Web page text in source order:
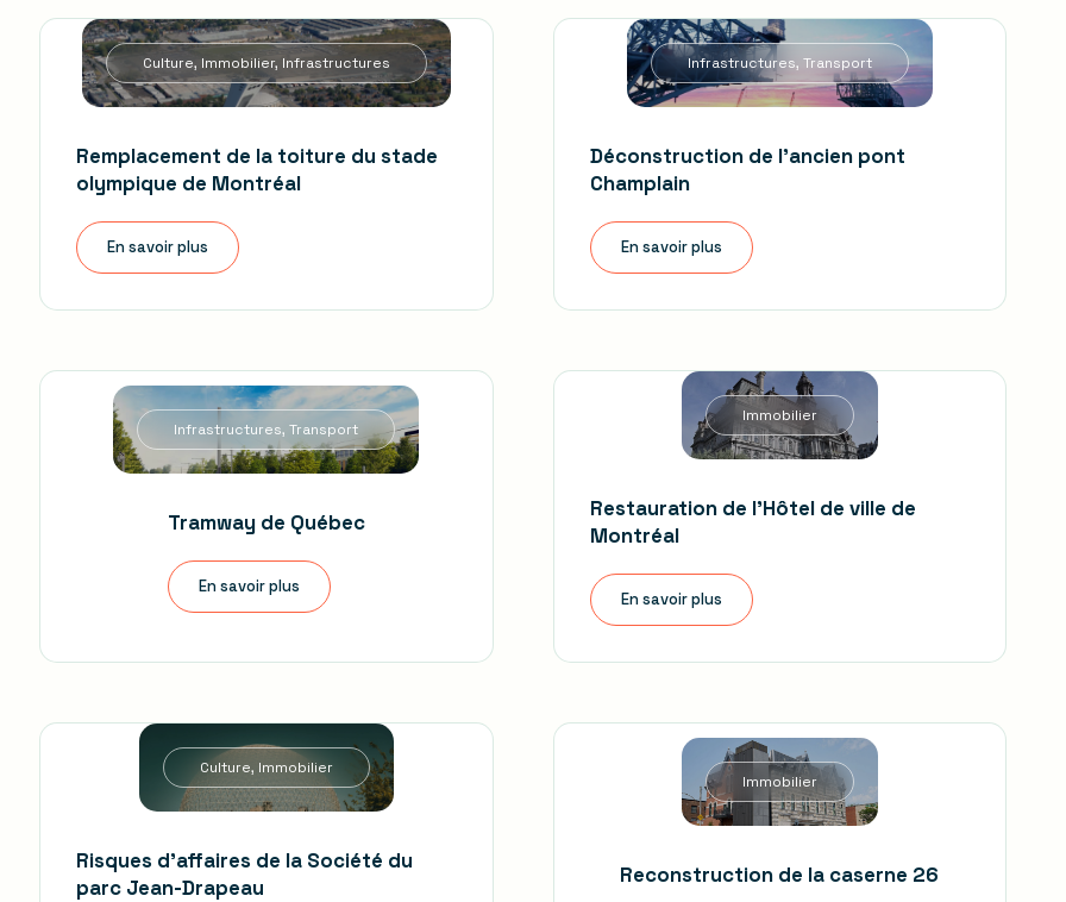
Culture, Immobilier, Infrastructures
Remplacement de la toiture du stade
olympique de Montréal
En savoir plus
Infrastructures, Transport
Déconstruction de l'ancien pont
Champlain
En savoir plus
Infrastructures, Transport
Tramway de Québec
En savoir plus
Immobilier
Restauration de l'Hôtel de ville de
Montréal
En savoir plus
Culture, Immobilier
Risques d'affaires de la Société du
parc Jean-Drapeau
Immobilier
Reconstruction de la caserne 26